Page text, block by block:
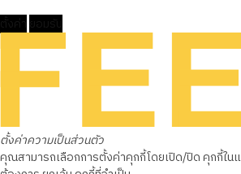
ตั้งค่าความเป็นส่วนตัว
คุณสามารถเลือกการตั้งค่าคุกกี้โดยเปิด/ปิด คุกกี้ใน